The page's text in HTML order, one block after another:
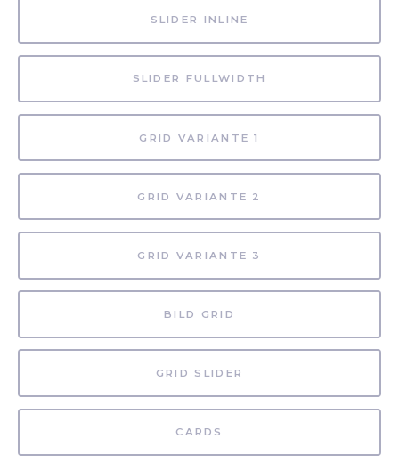
SLIDER INLINE
SLIDER FULLWIDTH
GRID VARIANTE 1
GRID VARIANTE 2
GRID VARIANTE 3
BILD GRID
GRID SLIDER
CARDS